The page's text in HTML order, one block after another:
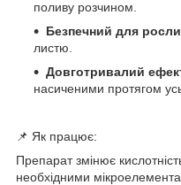
поливу розчином.
Безпечний для
листю.
Довготривалий
насиченими протягом
📌 Як працює:
Препарат змінює
необхідними